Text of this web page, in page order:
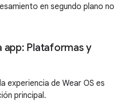
en segundo plano no
app: Plataformas y
experiencia de Wear OS es
principal.